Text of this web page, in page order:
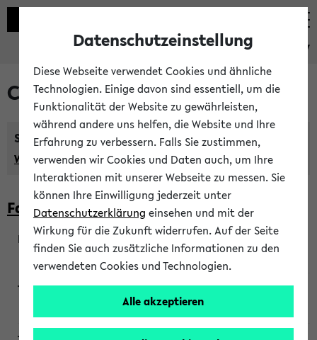
eKVV
Courses taught in English
Semester:
WiSe 2026/2027 SoSe 2026 Previous...
Faculty of Biology
200923
Wendisch, Peters-Wendisch, Stegelmann
Datenschutzeinstellung
Diese Webseite verwendet Cookies und ähnliche
Technologien. Einige davon sind essentiell, um die
Funktionalität der Website zu gewährleisten,
während andere uns helfen, die Website und Ihre
Erfahrung zu verbessern. Falls Sie zustimmen,
verwenden wir Cookies und Daten auch, um Ihre
Interaktionen mit unserer Webseite zu messen. Sie
können Ihre Einwilligung jederzeit unter
Datenschutzerklärung einsehen und mit der
Wirkung für die Zukunft widerrufen. Auf der Seite
finden Sie auch zusätzliche Informationen zu den
verwendeten Cookies und Technologien.
Alle akzeptieren